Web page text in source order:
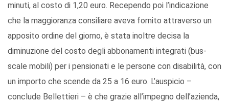
minuti, al costo di 1,20 euro. Recependo poi l’indicazione
che la maggioranza consiliare aveva fornito attraverso un
apposito ordine del giorno, è stata inoltre decisa la
diminuzione del costo degli abbonamenti integrati (bus-
scale mobili) per i pensionati e le persone con disabilità, con
un importo che scende da 25 a 16 euro. L’auspicio –
conclude Bellettieri – è che grazie all’impegno dell’azienda,